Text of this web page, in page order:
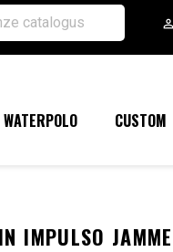

WATERPOLO CUSTOM
IMPULSO